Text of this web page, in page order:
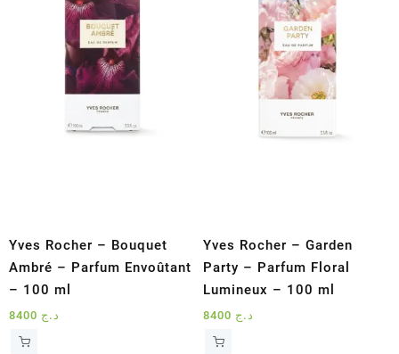
Yves Rocher – Bouquet
Ambré – Parfum Envoûtant
– 100 ml
د.ج
Yves Rocher – Garden
Party – Parfum Floral
Lumineux – 100 ml
د.ج